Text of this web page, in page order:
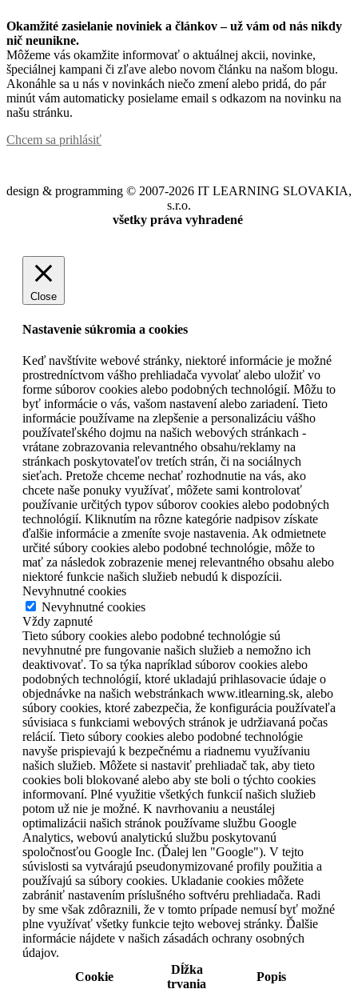
Okamžité zasielanie noviniek a článkov – už vám od nás nikdy
nič neunikne.
Môžeme vás okamžite informovať o aktuálnej akcii, novinke,
špeciálnej kampani či zľave alebo novom článku na našom blogu.
Akonáhle sa u nás v novinkách niečo zmení alebo pridá, do pár
minút vám automaticky posielame email s odkazom na novinku na
našu stránku.
Chcem sa prihlásiť
design & programming © 2007-2026 IT LEARNING SLOVAKIA,
s.r.o.
všetky práva vyhradené
Close
Nastavenie súkromia a cookies
Keď navštívite webové stránky, niektoré informácie je možné
prostredníctvom vášho prehliadača vyvolať alebo uložiť vo
forme súborov cookies alebo podobných technológií. Môžu to
byť informácie o vás, vašom nastavení alebo zariadení. Tieto
informácie používame na zlepšenie a personalizáciu vášho
používateľského dojmu na našich webových stránkach -
vrátane zobrazovania relevantného obsahu/reklamy na
stránkach poskytovateľov tretích strán, či na sociálnych
sieťach. Pretože chceme nechať rozhodnutie na vás, ako
chcete naše ponuky využívať, môžete sami kontrolovať
používanie určitých typov súborov cookies alebo podobných
technológií. Kliknutím na rôzne kategórie nadpisov získate
ďalšie informácie a zmeníte svoje nastavenia. Ak odmietnete
určité súbory cookies alebo podobné technológie, môže to
mať za následok zobrazenie menej relevantného obsahu alebo
niektoré funkcie našich služieb nebudú k dispozícii.
Nevyhnutné cookies
Nevyhnutné cookies
Vždy zapnuté
Tieto súbory cookies alebo podobné technológie sú
nevyhnutné pre fungovanie našich služieb a nemožno ich
deaktivovať. To sa týka napríklad súborov cookies alebo
podobných technológií, ktoré ukladajú prihlasovacie údaje o
objednávke na našich webstránkach www.itlearning.sk, alebo
súbory cookies, ktoré zabezpečia, že konfigurácia používateľa
súvisiaca s funkciami webových stránok je udržiavaná počas
relácií. Tieto súbory cookies alebo podobné technológie
navyše prispievajú k bezpečnému a riadnemu využívaniu
našich služieb. Môžete si nastaviť prehliadač tak, aby tieto
cookies boli blokované alebo aby ste boli o týchto cookies
informovaní. Plné využitie všetkých funkcií našich služieb
potom už nie je možné. K navrhovaniu a neustálej
optimalizácii našich stránok používame službu Google
Analytics, webovú analytickú službu poskytovanú
spoločnosťou Google Inc. (Ďalej len "Google"). V tejto
súvislosti sa vytvárajú pseudonymizované profily použitia a
používajú sa súbory cookies. Ukladanie cookies môžete
zabrániť nastavením príslušného softvéru prehliadača. Radi
by sme však zdôraznili, že v tomto prípade nemusí byť možné
plne využívať všetky funkcie tejto webovej stránky. Ďalšie
informácie nájdete v našich zásadách ochrany osobných
údajov.
Cookie
Dĺžka
trvania
Popis